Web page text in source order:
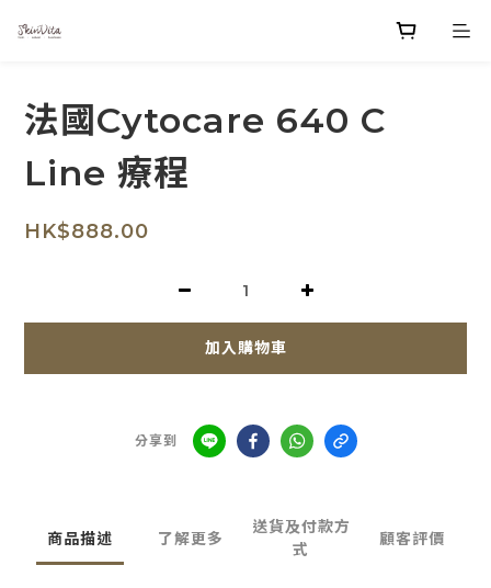
法國Cytocare 640 C
Line 療程
HK$888.00
加入購物車
分享到
商品描述 了解更多
送貨及付款方
式
顧客評價